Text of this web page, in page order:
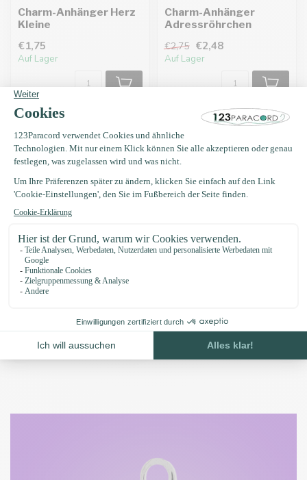
Charm-Anhänger Herz
Kleine
€1,75
Auf Lager
Charm-Anhänger
Adressröhrchen
€2,75 €2,48
Auf Lager
Charm-Anhänger Herz
Rot
Derzeit nicht auf Lager. Bald
zurück!